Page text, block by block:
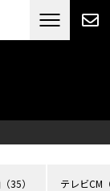
（35） テレビCM